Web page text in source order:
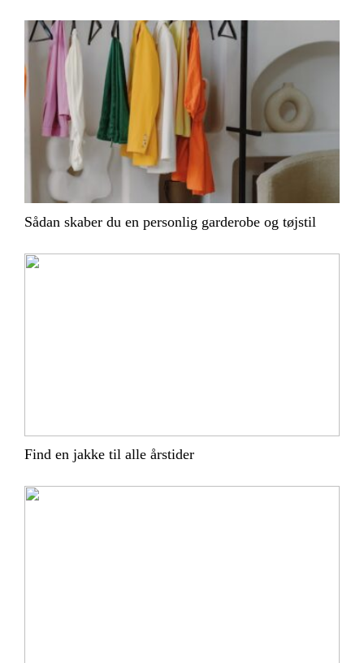
Sådan skaber du en personlig garderobe og tøjstil
Find en jakke til alle årstider